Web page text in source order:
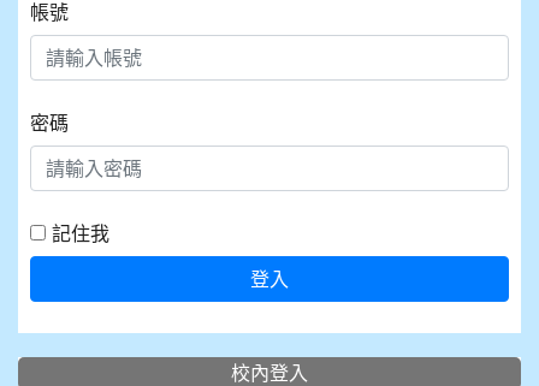
帳號
密碼
記住我
登入
校內登入